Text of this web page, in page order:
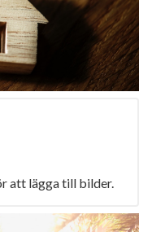
att lägga till bilder.